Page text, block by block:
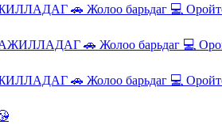
🚗 Жолоо барьдаг 💻
🚗 Жолоо барьдаг 💻